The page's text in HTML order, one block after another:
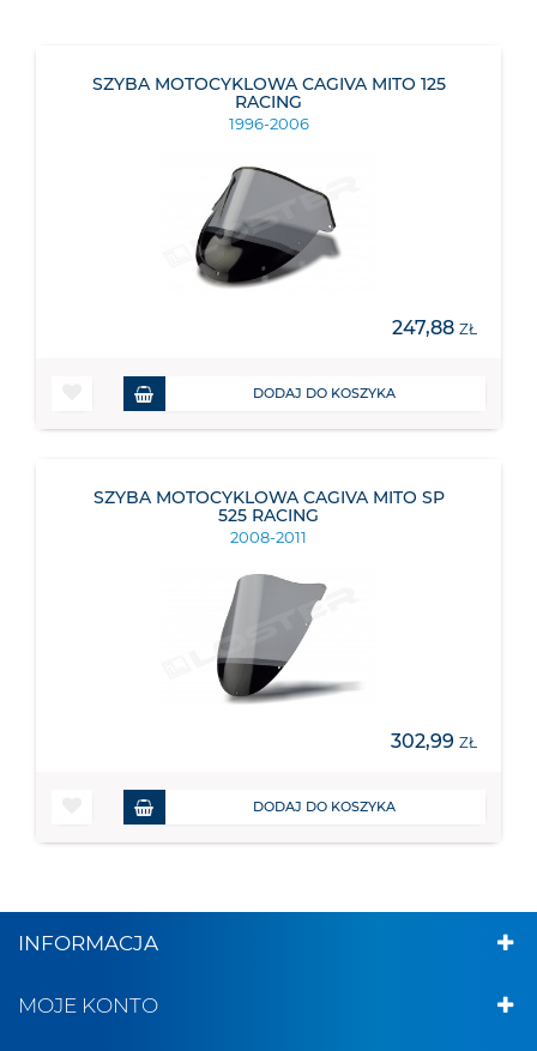
SZYBA MOTOCYKLOWA CAGIVA MITO 125
RACING
1996-2006
247,88 ZŁ
DODAJ DO KOSZYKA
SZYBA MOTOCYKLOWA CAGIVA MITO SP
525 RACING
2008-2011
302,99 ZŁ
DODAJ DO KOSZYKA
INFORMACJA
MOJE KONTO